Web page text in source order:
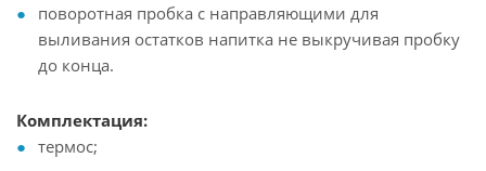
поворотная пробка с направляющими для
выливания остатков напитка не выкручивая пробку
до конца.
Комплектация:
термос;